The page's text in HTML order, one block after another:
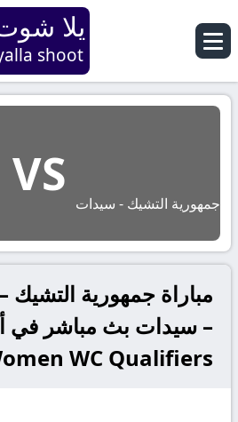
يلا
shoot
جمهورية التشيك - سيدات
VS
مباراة جمهورية التشيك
WC Qualifiers